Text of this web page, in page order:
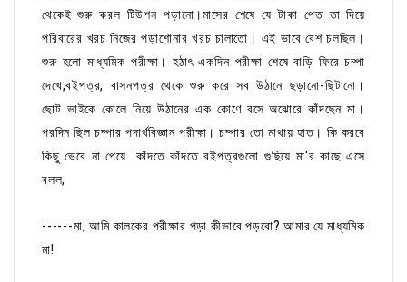
থেকেই শুরু করল টিউশন পড়ানো।মাসের শেষে যে টাকা পেত তা দিয়ে
পরিবারের খরচ নিজের পড়াশোনার খরচ চালাতো। এই ভাবে বেশ চলছিল।
শুরু হলো মাধ্যমিক পরীক্ষা। হঠাৎ একদিন পরীক্ষা শেষে বাড়ি ফিরে চম্পা
দেখে,বইপত্র, বাসনপত্র থেকে শুরু করে সব উঠানে ছড়ানো-ছিটানো।
ছোট ভাইকে কোলে নিয়ে উঠানের এক কোণে বসে অঝোরে কাঁদছেন মা।
পরদিন ছিল চম্পার পদার্থবিজ্ঞান পরীক্ষা। চম্পার তো মাথায় হাত। কি করবে
কিছু ভেবে না পেয়ে কাঁদতে কাঁদতে বইপত্রগুলো গুছিয়ে মা'র কাছে এসে
বলল,
------মা, আমি কালকের পরীক্ষার পড়া কীভাবে পড়বো? আমার যে মাধ্যমিক
মা!